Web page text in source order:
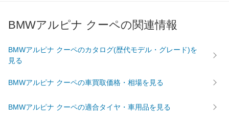
BMWアルピナ クーペの関連情報
BMWアルピナ クーペのカタログ(歴代モデル・グレード)を
見る
BMWアルピナ クーペの車買取価格・相場を見る
BMWアルピナ クーペの適合タイヤ・車用品を見る